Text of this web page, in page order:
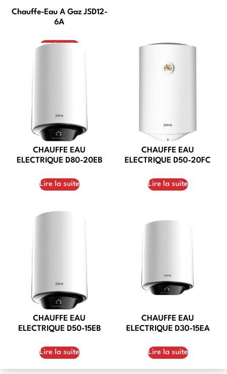
Chauffe-Eau A Gaz JSD12-
6A
Lire la suite
CHAUFFE EAU
ELECTRIQUE D80-20EB
Lire la suite
CHAUFFE EAU
ELECTRIQUE D50-20FC
Lire la suite
CHAUFFE EAU
ELECTRIQUE D50-15EB
Lire la suite
CHAUFFE EAU
ELECTRIQUE D30-15EA
Lire la suite